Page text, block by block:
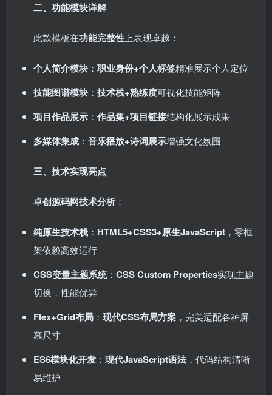
二、功能模块详解
此款模板在功能完整性 上表现卓越：
个人简介模块 ： 职业身份+个人标签精准展示个人定位
技能图谱模块 ： 技术栈+熟练度可视化技能矩阵
项目作品展示 ： 作品集+项目链接结构化展示成果
多媒体集成 ： 音乐播放+诗词展示增强文化氛围
三、技术实现亮点
卓创源码网技术分析 ：
纯原生技术栈 ： HTML5+CSS3+原生JavaScript ，零框
架依赖高效运行
CSS变量主题系统： CSS Custom Properties实现主题
切换，性能优异
Flex+Grid布局 ： 现代CSS布局方案 ，完美适配各种屏
幕尺寸
ES6模块化开发 ： 现代JavaScript语法，代码结构清晰
易维护